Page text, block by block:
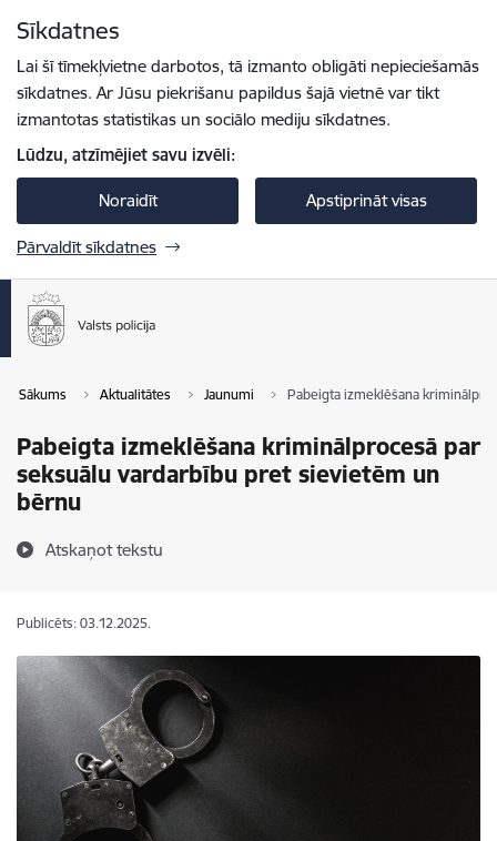
Sīkdatnes
Lai šī tīmekļvietne darbotos, tā izmanto obligāti nepieciešamās
sīkdatnes. Ar Jūsu piekrišanu papildus šajā vietnē var tikt
izmantotas statistikas un sociālo mediju sīkdatnes.
Lūdzu, atzīmējiet savu izvēli:
Noraidīt Apstiprināt visas
Pārvaldīt sīkdatnes
Sākums Aktualitātes Jaunumi Pabeigta izmeklēšana
Pabeigta izmeklēšana kriminālprocesā par
seksuālu vardarbību pret sievietēm un
bērnu
Atskaņot tekstu
Publicēts: 03.12.2025.